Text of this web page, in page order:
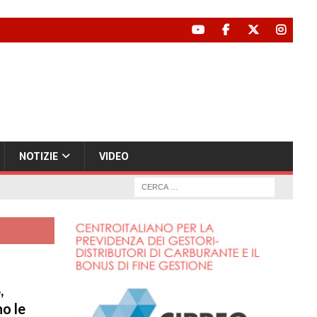
NOTIZIE VIDEO
le